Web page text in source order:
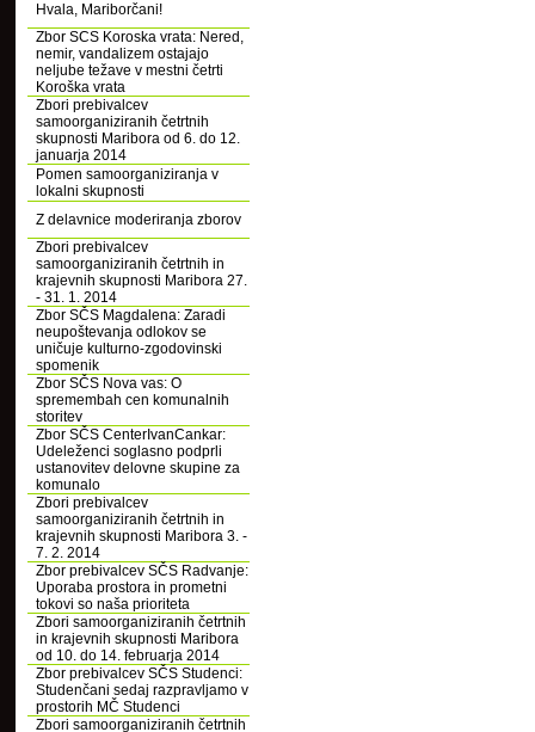
Hvala, Mariborčani!
Zbor SCS Koroska vrata: Nered,
nemir, vandalizem ostajajo
neljube težave v mestni četrti
Koroška vrata
Zbori prebivalcev
samoorganiziranih četrtnih
skupnosti Maribora od 6. do 12.
januarja 2014
Pomen samoorganiziranja v
lokalni skupnosti
Z delavnice moderiranja zborov
Zbori prebivalcev
samoorganiziranih četrtnih in
krajevnih skupnosti Maribora 27.
- 31. 1. 2014
Zbor SČS Magdalena: Zaradi
neupoštevanja odlokov se
uničuje kulturno-zgodovinski
spomenik
Zbor SČS Nova vas: O
spremembah cen komunalnih
storitev
Zbor SČS CenterIvanCankar:
Udeleženci soglasno podprli
ustanovitev delovne skupine za
komunalo
Zbori prebivalcev
samoorganiziranih četrtnih in
krajevnih skupnosti Maribora 3. -
7. 2. 2014
Zbor prebivalcev SČS Radvanje:
Uporaba prostora in prometni
tokovi so naša prioriteta
Zbori samoorganiziranih četrtnih
in krajevnih skupnosti Maribora
od 10. do 14. februarja 2014
Zbor prebivalcev SČS Studenci:
Studenčani sedaj razpravljamo v
prostorih MČ Studenci
Zbori samoorganiziranih četrtnih